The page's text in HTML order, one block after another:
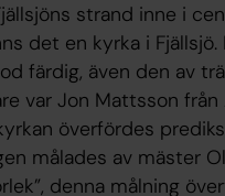
strand inne i
det en kyrka i Fjällsjö.
färdig, även den av
var Jon Mattsson från
överfördes
målades av mäster
denna målning